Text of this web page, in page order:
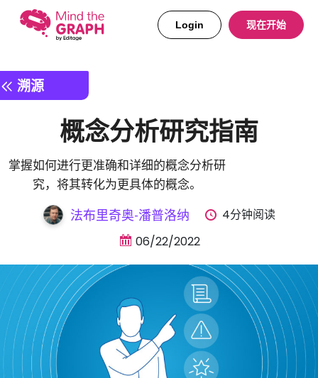
Login 现在开始
溯源
概念分析研究指南
掌握如何进行更准确和详细的概念分析研
究，将其转化为更具体的概念。
法布里奇奥-潘普洛纳
4分钟阅读
06/22/2022